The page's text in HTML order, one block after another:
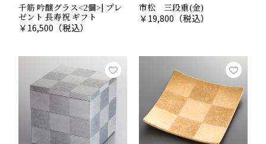
親族へ
た少し高めの引き出物を用意するのがマナー。上質で記
念に残る品を選ぶのがおすすめです。
おすすめは「 千筋 吟醸グラス<2個>」
繊細な金箔の装飾と輝きはハレの日に贈るギフトに最適
です。お酒はもちろん、ソフトドリンクも楽しめる使い
千筋 吟醸グラス<2個>| プレ
ゼント 長寿祝 ギフト
￥16,500 （税込）
市松 三段重(金)
￥19,800 （税込）